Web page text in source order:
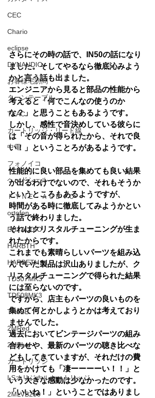
CEC
Chario
eclipse
DYNAUDIO
お客様宅訪問
ターンテーブル
TEAC
カートリッジ・リード線
中電
フォノイコ
ヘッドシェル
ＦＹＮＥ ＡＵＤＩＯ
ortofon
DS -AUDIO
HARBTH
HARBETH
TD307MK3
TD508MK3
TN5BB
2MRed
2MBlue
カートリッジ
LSオリジナルカートリッジ
2MLVB250
さらにその時の話で、IN50の話になり
ました。そしてやるなら徹底沁みよう
かと言う話も出ました。
エンジニアから見ると部品の性能から
考えると「何でこんなの使うのか
な？」と思うこともあるようです。
しかし、感性で音決めしている彼らに
は「その音が得られたから、それで良
い！」ということろがあるようです。
性能的に良い部品を集めても良い結果
が出るわけでないので、それもそうか
というところもあるようですが、
時間がある時に徹底してみようかとい
う話で終わりました。
それはクリスタルチューニングが生ま
れたからです。
これまでも素晴らしいパーツを組み込
んでいた製品は沢山ありましたが、ク
リスタルチューニングで得られた結果
には至らないのです。
ですから、店主もパーツの良いものを
集めて何とかしようとかは考えており
ませんでした。
過去においてビンテージパーツの組み
合わせや、最新のパーツの聴き比べな
どもしてきていますが、それだけの費
用をかけても「凄ーーーーい！！」と
いう大きな感動は少なかったのです。
「いいね！」ということではありまし